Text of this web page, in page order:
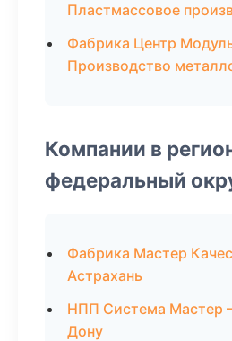
Пластмассовое
Фабрика Центр
Производство
Компании в
федеральный
Фабрика Мастер
Астрахань
НПП Система Мастер
Дону